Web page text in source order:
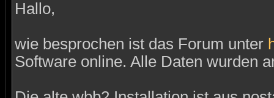
Hallo,
wie besprochen ist das Forum unter
Software online. Alle Daten wurden